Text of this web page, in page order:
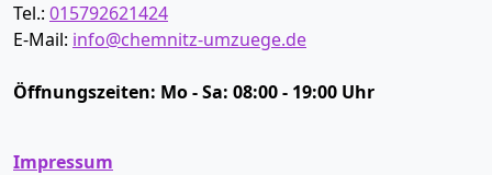
Tel.: 015792621424
E-Mail: info@chemnitz-umzuege.de
Öffnungszeiten: Mo - Sa: 08:00 - 19:00 Uhr
Impressum